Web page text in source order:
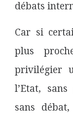
débats
Car si
plus
privilégier
l’Etat,
sans